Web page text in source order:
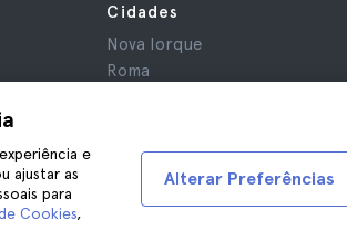
e
ajustar as
para
Cookies,
Alterar Preferências
Cidades
Nova Iorque
Roma
Granada
Cracóvia
Tenerife